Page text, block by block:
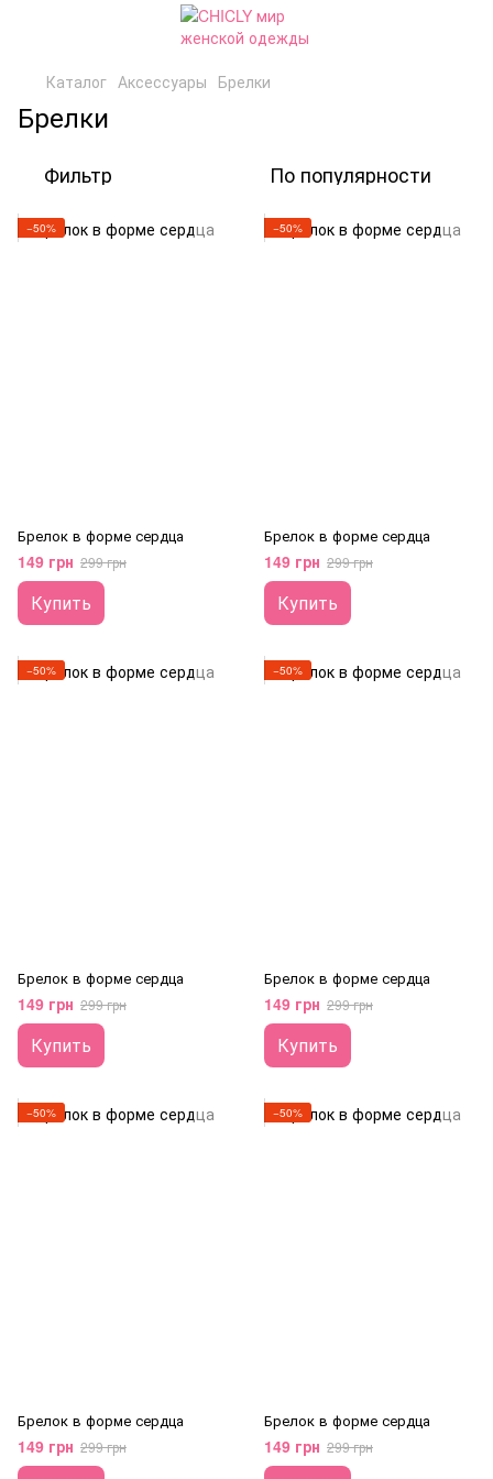
Каталог Аксессуары Брелки
Брелки
Фильтр По популярности
−50%
Брелок в форме сердца
149 грн 299 грн
Купить
−50%
Брелок в форме сердца
149 грн 299 грн
Купить
−50%
Брелок в форме сердца
149 грн 299 грн
Купить
−50%
Брелок в форме сердца
149 грн 299 грн
Купить
−50%
Брелок в форме сердца
149 грн 299 грн
−50%
Брелок в форме сердца
149 грн 299 грн